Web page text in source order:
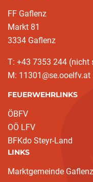
FF Gaflenz
Markt 81
3334 Gaflenz
T: +43 7353 244 (nicht
M: 11301@se.ooelfv.at
FEUERWEHRLINKS
ÖBFV
OÖ LFV
BFKdo Steyr-Land
LINKS
Marktgemeinde Gaflenz